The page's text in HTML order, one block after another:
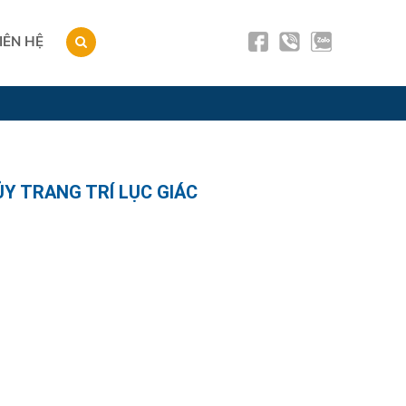
HỆ
TRANG TRÍ LỤC GIÁC